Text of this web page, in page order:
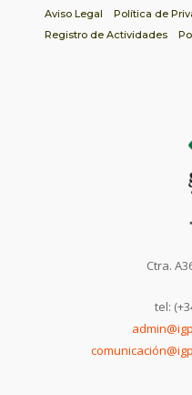
Aviso Legal Política de
Registro de Actividades
Ctra.
tel: